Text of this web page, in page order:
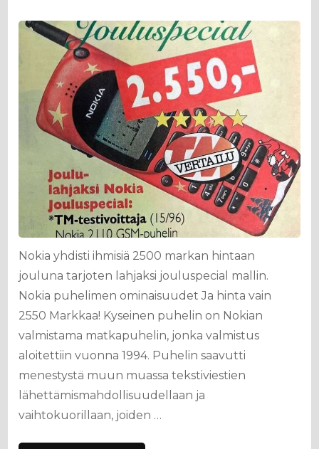
Nokia yhdisti ihmisiä 2500 markan hintaan
jouluna tarjoten lahjaksi jouluspecial mallin.
Nokia puhelimen ominaisuudet Ja hinta vain
2550 Markkaa! Kyseinen puhelin on Nokian
valmistama matkapuhelin, jonka valmistus
aloitettiin vuonna 1994. Puhelin saavutti
menestystä muun muassa tekstiviestien
lähettämismahdollisuudellaan ja
vaihtokuorillaan, joiden …